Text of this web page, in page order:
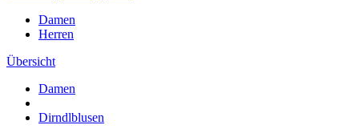
Damen
Herren
Übersicht
Damen
Dirndlblusen